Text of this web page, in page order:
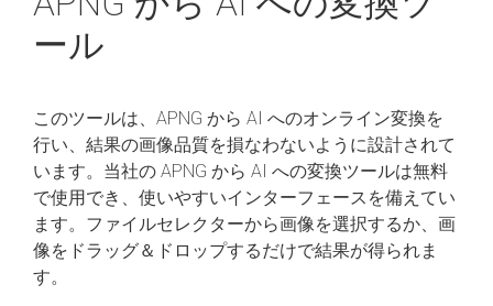
ール
このツールは、APNG から AI へのオンライン変換を
行い、結果の画像品質を損なわないように設計されて
います。当社の APNG から AI への変換ツールは無料
で使用でき、使いやすいインターフェースを備えてい
ます。ファイルセレクターから画像を選択するか、画
像をドラッグ＆ドロップするだけで結果が得られま
す。